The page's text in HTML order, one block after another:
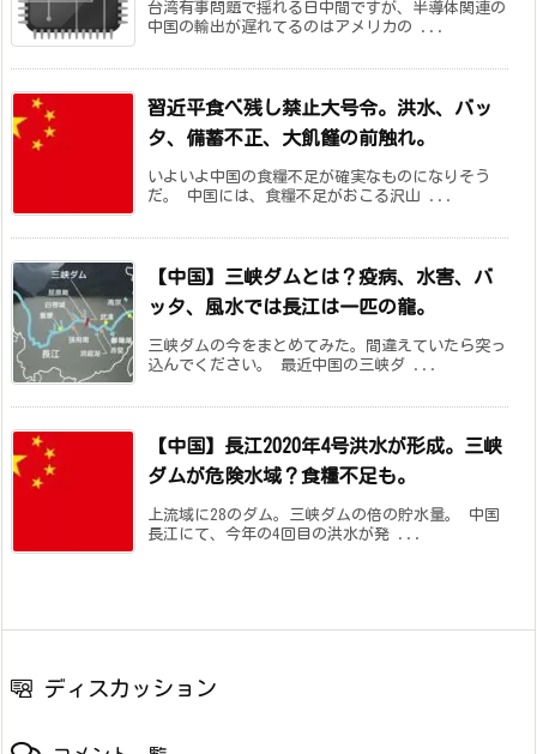
台湾有事問題で揺れる日中間ですが、半導体関連の
中国の輸出が遅れてるのはアメリカの ...
習近平食べ残し禁止大号令。洪水、バッ
タ、備蓄不正、大飢饉の前触れ。
いよいよ中国の食糧不足が確実なものになりそう
だ。 中国には、食糧不足がおこる沢山 ...
【中国】三峡ダムとは？疫病、水害、バ
ッタ、風水では長江は一匹の龍。
三峡ダムの今をまとめてみた。間違えていたら突っ
込んでください。 最近中国の三峡ダ ...
【中国】長江2020年4号洪水が形成。三峡
ダムが危険水域？食糧不足も。
上流域に28のダム。三峡ダムの倍の貯水量。 中国
長江にて、今年の4回目の洪水が発 ...
ディスカッション